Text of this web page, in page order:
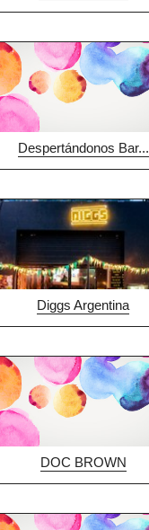
Despertándonos Bar...
Diggs Argentina
DOC BROWN